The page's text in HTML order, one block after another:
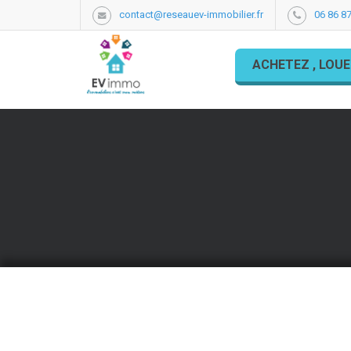
contact@reseauev-immobilier.fr 06 86
ACHETEZ ,